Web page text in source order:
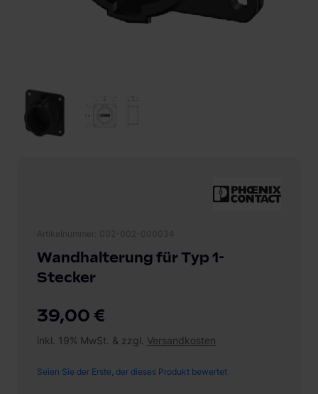
39,00 €
inkl. 19% MwSt. & zzgl. Versandkosten
Seien Sie der Erste, der dieses Produkt bewertet
Wandhalterung für Typ 1-
Stecker